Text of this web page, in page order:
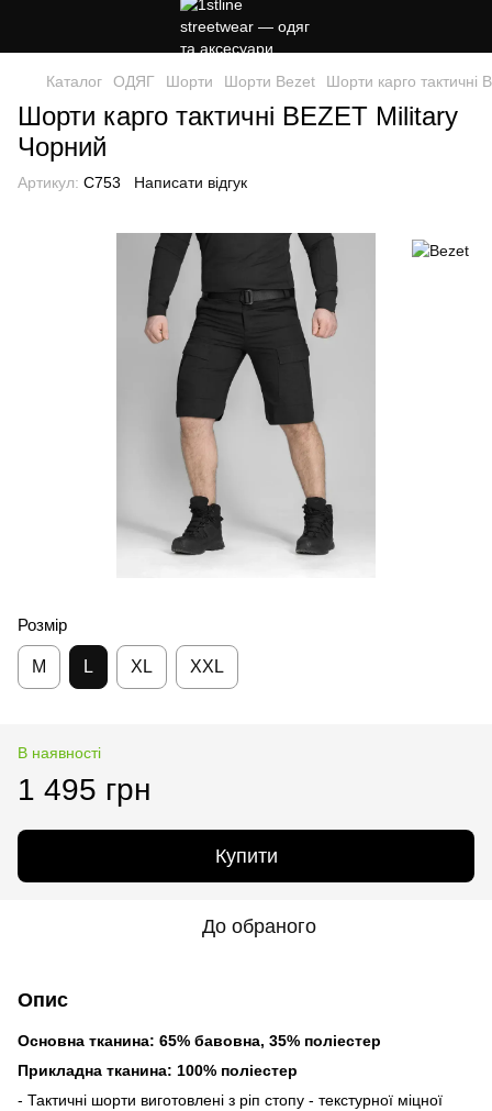
Каталог ОДЯГ Шорти Шорти Bezet Шорти карго тактичні
Шорти карго тактичні BEZET Military
Чорний
Артикул: C753 Написати відгук
Розмір
M L XL XXL
В наявності
1 495 грн
Купити
До обраного
Опис
Основна тканина: 65% бавовна, 35% поліестер
Прикладна тканина: 100% поліестер
- Тактичні шорти виготовлені з ріп стопу - текстурної міцної